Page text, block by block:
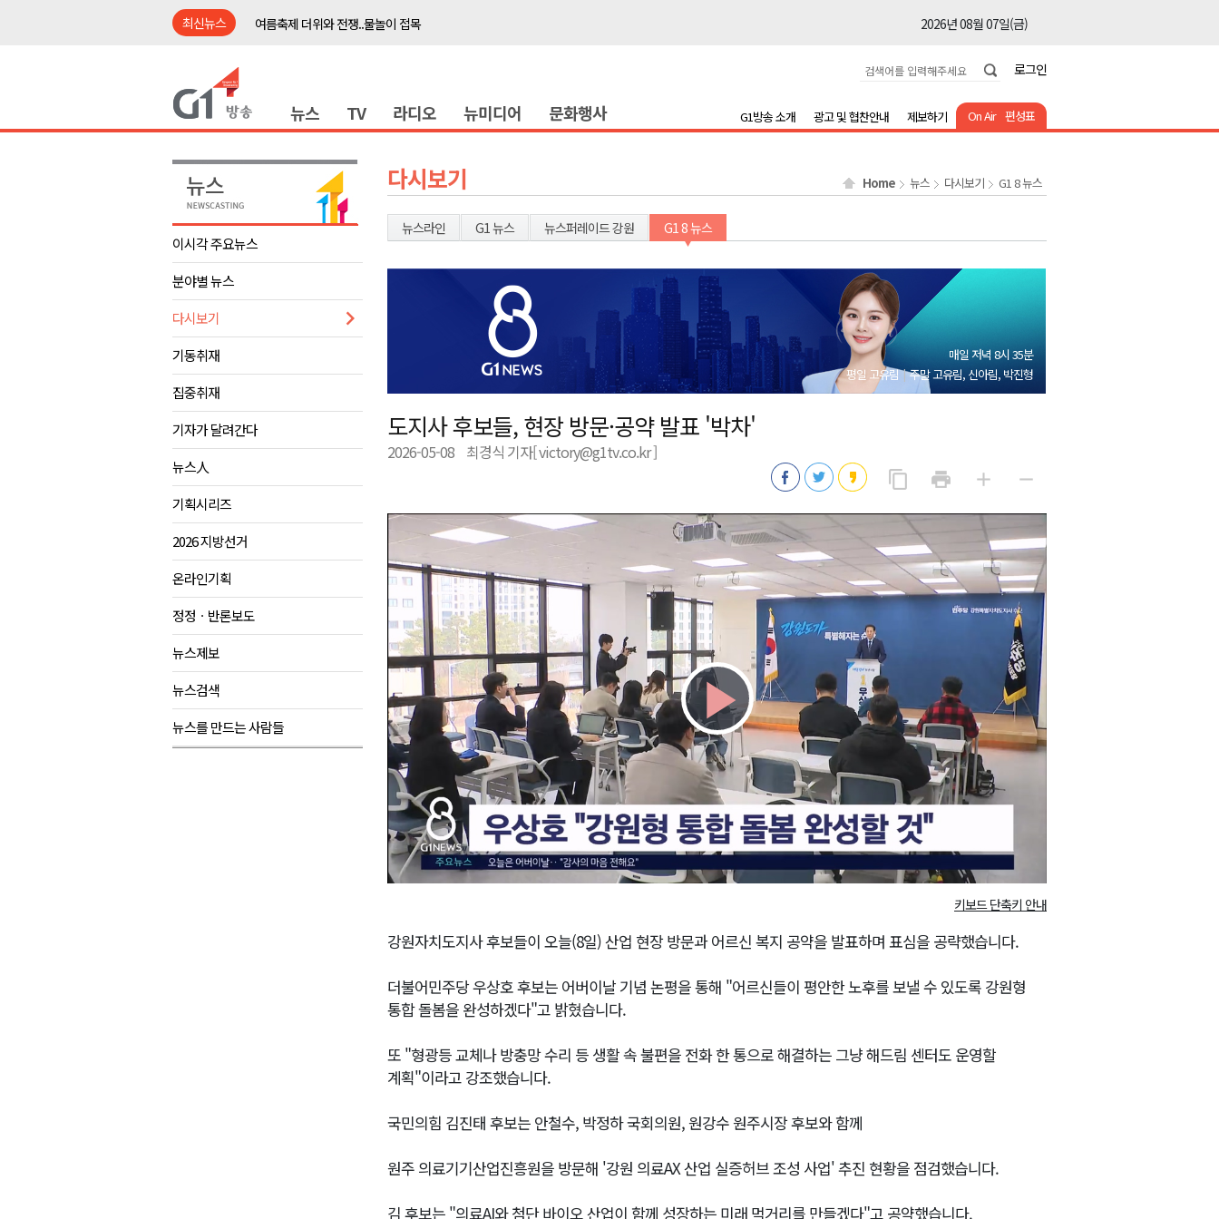
최신뉴스
여름축제 더위와 전쟁..물놀이 접목
2026년 08월 07일(금)
2026년 08월 07일(금)
검찰청 폐지..해결 과제 산적
2026년 08월 07일(금)
영월군, 국·도비 확보 보고회 개최
삼척 공공산후조리원 이전 시급
2026년 08월 07일(금)
강원자치도교육청 교감급 이상 387명 인사
2026년 08월 07일(금)
여름축제 더위와 전쟁..물놀이 접목
2026년 08월 07일(금)
강원도, 최휘영 문체부장관과 정책간담회
2026년 08월 07일(금)
이광재 국회 예결위원장, 강릉시 초청 특별 강연
2026년 08월 07일(금)
육동한 시장, 국제스케이트장 춘천 유치 건의
영월군, 국·도비 확보 보고회 개최
삼척 공공산후조리원 이전 시급
2026년 08월 07일(금)
강원자치도교육청 교감급 이상 387명 인사
2026년 08월 07일(금)
로그인
뉴스 TV 라디오 뉴미디어 문화행사 On Air 편성표
G1방송 소개 광고 및 협찬안내 제보하기
이시각 주요뉴스
분야별 뉴스
다시보기
기동취재
집중취재
기자가 달려간다
뉴스人
기획시리즈
2026 지방선거
온라인기획
정정ㆍ반론보도
뉴스제보
뉴스검색
뉴스를 만드는 사람들
다시보기 Home 뉴스 다시보기 G1 8 뉴스
뉴스라인 G1 뉴스 뉴스퍼레이드 강원 G1 8 뉴스
매일 저녁 8시 35분
평일 고유림
주말 고유림, 신아림, 박진형
도지사 후보들, 현장 방문·공약 발표 '박차'
2026-05-08 최경식 기자[ victory@g1tv.co.kr ]
content_copy
사
print add
게
remove
게
Play
Video
키보드 단축키 안내
강원자치도지사 후보들이 오늘(8일) 산업 현장 방문과 어르신 복지 공약을 발표하며 표심을 공략했습니다.
더불어민주당 우상호 후보는 어버이날 기념 논평을 통해 "어르신들이 평안한 노후를 보낼 수 있도록 강원형
통합 돌봄을 완성하겠다"고 밝혔습니다.
또 "형광등 교체나 방충망 수리 등 생활 속 불편을 전화 한 통으로 해결하는 그냥 해드림 센터도 운영할
계획"이라고 강조했습니다.
국민의힘 김진태 후보는 안철수, 박정하 국회의원, 원강수 원주시장 후보와 함께
원주 의료기기산업진흥원을 방문해 '강원 의료AX 산업 실증허브 조성 사업' 추진 현황을 점검했습니다.
김 후보는 "의료AI와 첨단 바이오 산업이 함께 성장하는 미래 먹거리를 만들겠다"고 공약했습니다.